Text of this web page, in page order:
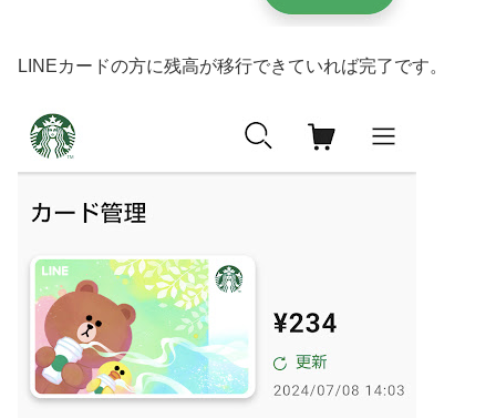
LINEカードの方に残高が移行できていれば完了です。